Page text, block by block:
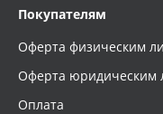
Покупателям
Оферта физическим
Оферта юридическим
Оплата